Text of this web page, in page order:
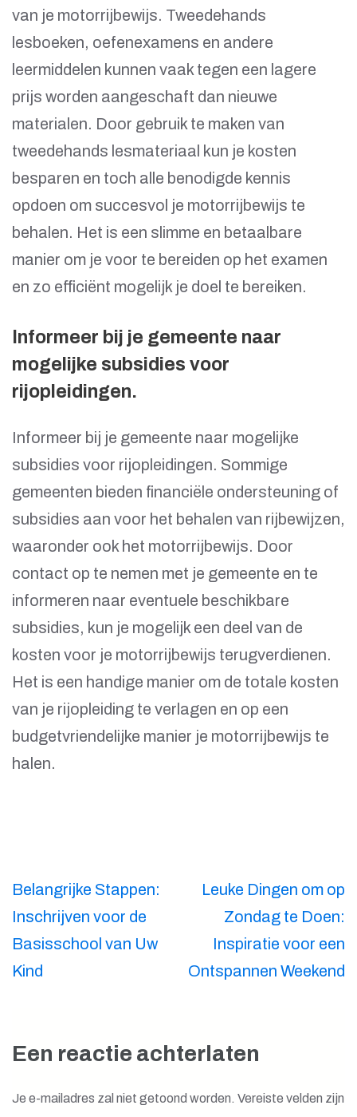
van je motorrijbewijs. Tweedehands
lesboeken, oefenexamens en andere
leermiddelen kunnen vaak tegen een lagere
prijs worden aangeschaft dan nieuwe
materialen. Door gebruik te maken van
tweedehands lesmateriaal kun je kosten
besparen en toch alle benodigde kennis
opdoen om succesvol je motorrijbewijs te
behalen. Het is een slimme en betaalbare
manier om je voor te bereiden op het examen
en zo efficiënt mogelijk je doel te bereiken.
Informeer bij je gemeente naar
mogelijke subsidies voor
rijopleidingen.
Informeer bij je gemeente naar mogelijke
subsidies voor rijopleidingen. Sommige
gemeenten bieden financiële ondersteuning of
subsidies aan voor het behalen van rijbewijzen,
waaronder ook het motorrijbewijs. Door
contact op te nemen met je gemeente en te
informeren naar eventuele beschikbare
subsidies, kun je mogelijk een deel van de
kosten voor je motorrijbewijs terugverdienen.
Het is een handige manier om de totale kosten
van je rijopleiding te verlagen en op een
budgetvriendelijke manier je motorrijbewijs te
halen.
Berichtnavigatie
Belangrijke Stappen:
Inschrijven voor de
Basisschool van Uw
Kind
Leuke Dingen om op
Zondag te Doen:
Inspiratie voor een
Ontspannen Weekend
Een reactie achterlaten
Je e-mailadres zal niet getoond worden. Vereiste velden zijn